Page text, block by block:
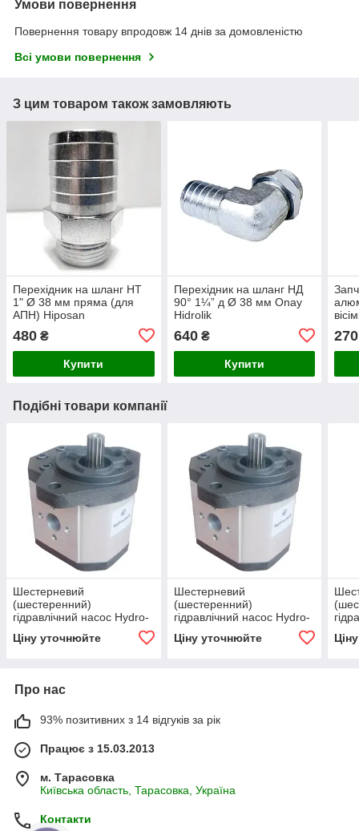
Умови повернення
Повернення товару впродовж 14 днів за домовленістю
Всі умови повернення
З цим товаром також замовляють
Перехідник на шланг НТ
1" Ø 38 мм пряма (для
АПН) Hiposan
480 ₴
Купити
Перехідник на шланг НД
90° 1¼” д Ø 38 мм Onay
Hidrolik
640₴
Купити
270
Подібні товари компанії
Шестерневий
(шестеренний)
гідравлічний насос Hydro-
Ціну уточнюйте
Шестерневий
(шестеренний)
гідравлічний насос Hydro-
Ціну уточнюйте
Про нас
93% позитивних з 14 відгуків за рік
Працює з 15.03.2013
м. Тарасовка
Київська область, Тарасовка, Україна
Контакти